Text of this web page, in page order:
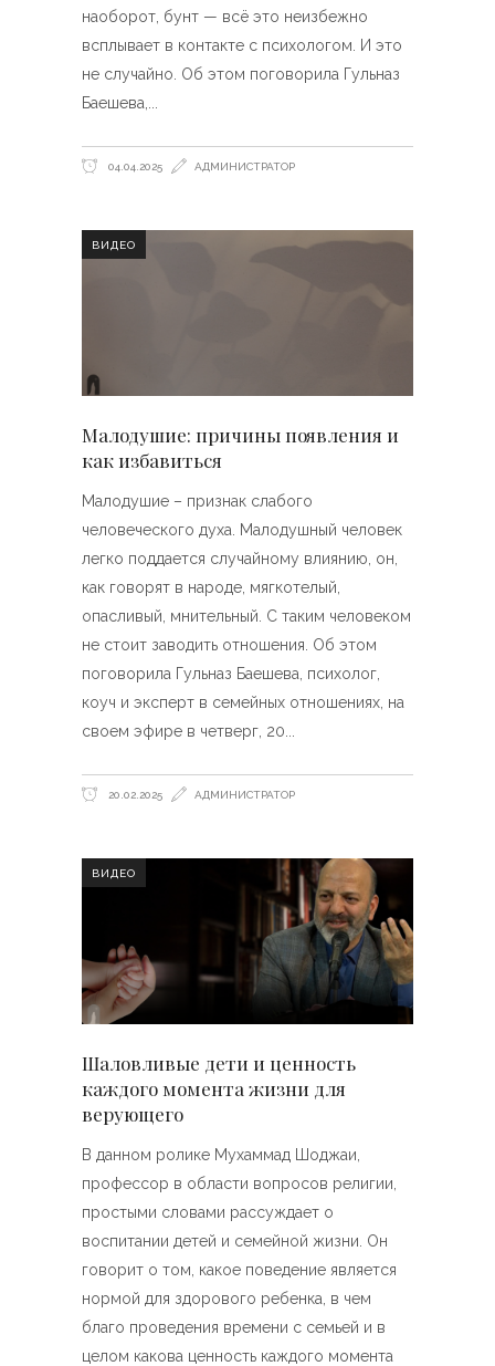
наоборот, бунт — всё это неизбежно
всплывает в контакте с психологом. И это
не случайно. Об этом поговорила Гульназ
Баешева,
04.04.2025 АДМИНИСТРАТОР
ВИДЕО
Малодушие: причины появления и
как избавиться
Малодушие – признак слабого
человеческого духа. Малодушный человек
легко поддается случайному влиянию, он,
как говорят в народе, мягкотелый,
опасливый, мнительный. С таким человеком
не стоит заводить отношения. Об этом
поговорила Гульназ Баешева, психолог,
коуч и эксперт в семейных отношениях, на
своем эфире в четверг, 20
20.02.2025 АДМИНИСТРАТОР
ВИДЕО
Шаловливые дети и ценность
каждого момента жизни для
верующего
В данном ролике Мухаммад Шоджаи,
профессор в области вопросов религии,
простыми словами рассуждает о
воспитании детей и семейной жизни. Он
говорит о том, какое поведение является
нормой для здорового ребенка, в чем
благо проведения времени с семьей и в
целом какова ценность каждого момента